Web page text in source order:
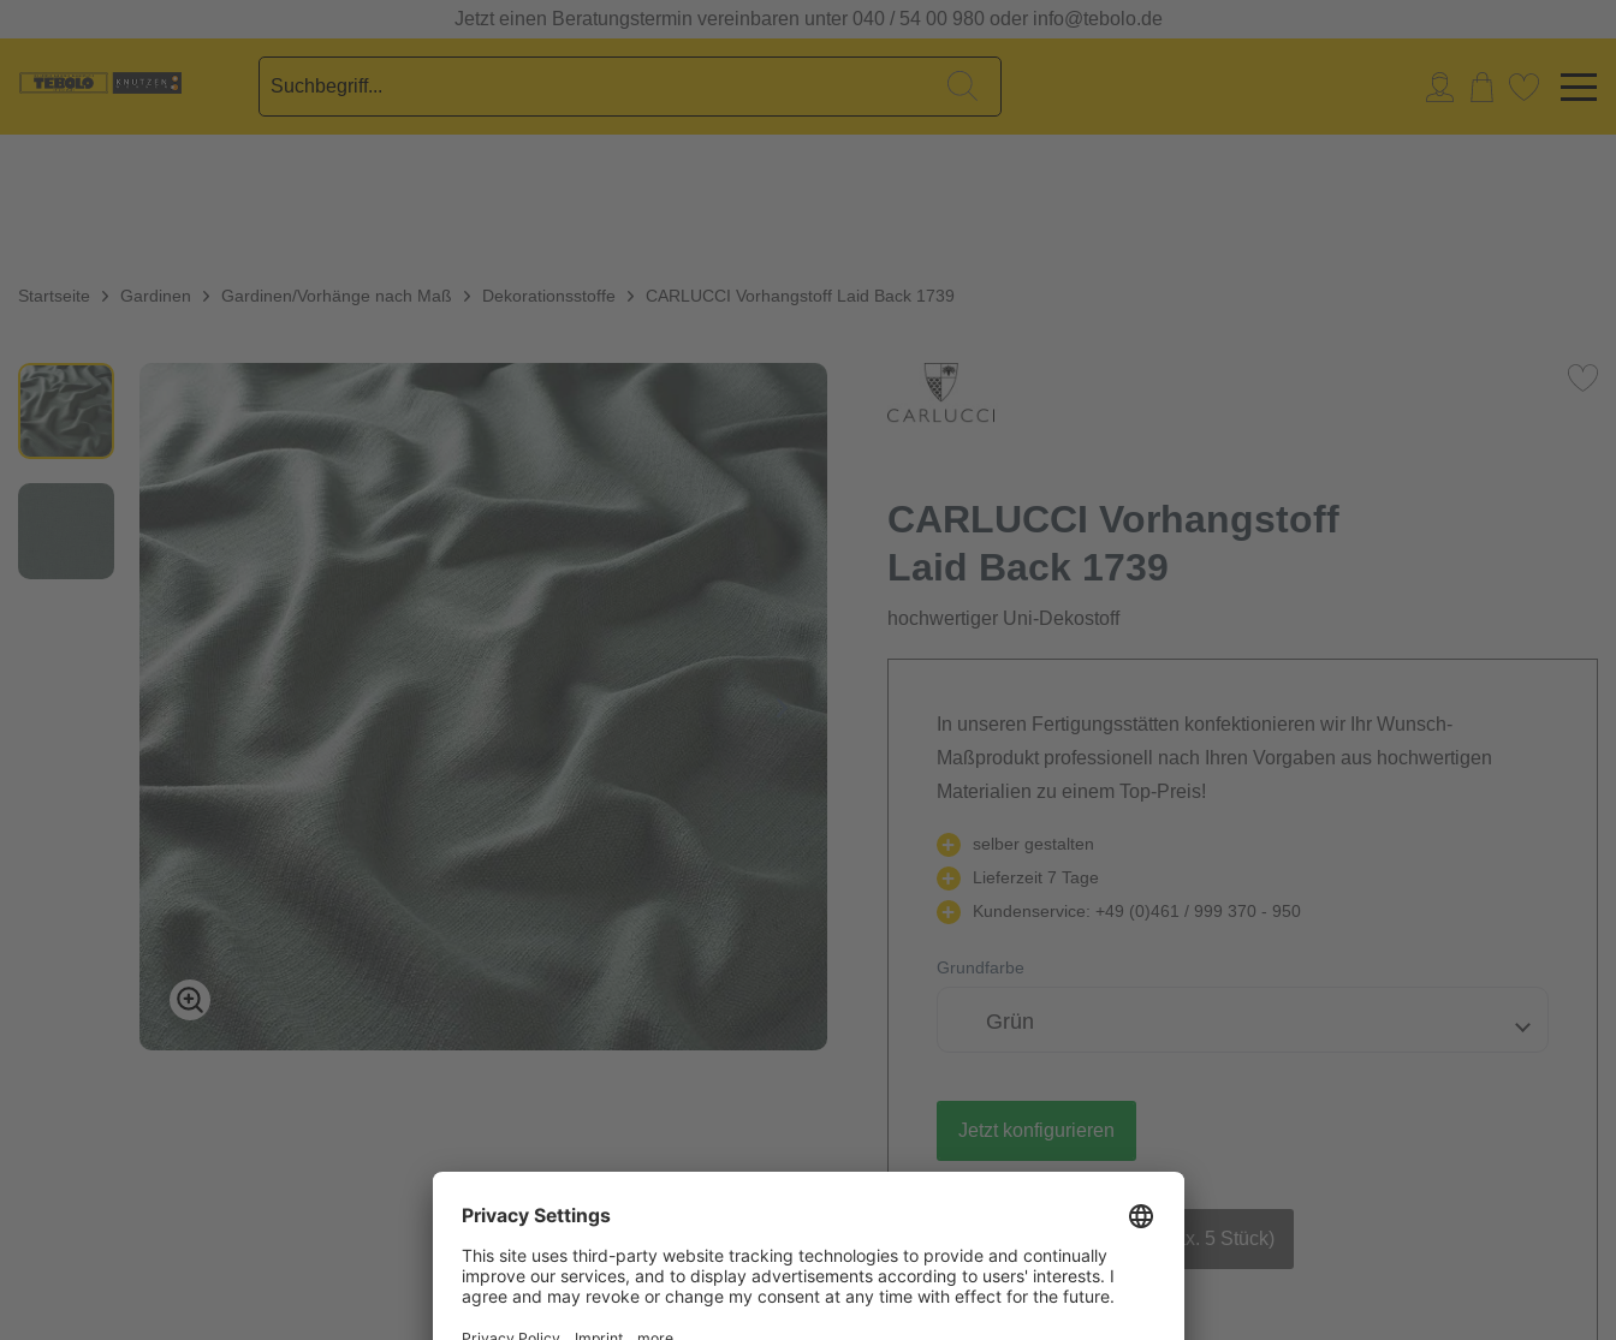
Jetzt einen Beratungstermin vereinbaren unter 040 / 54 00 980 oder info@tebolo.de
Startseite Gardinen Gardinen/Vorhänge nach Maß Dekorationsstoffe CARLUCCI Vorhangstoff Laid Back 1739
CARLUCCI Vorhangstoff
Laid Back 1739
hochwertiger Uni-Dekostoff
In unseren Fertigungsstätten konfektionieren wir Ihr Wunsch-
Maßprodukt professionell nach Ihren Vorgaben aus hochwertigen
Materialien zu einem Top-Preis!
selber gestalten
Lieferzeit 7 Tage
Kundenservice: +49 (0)461 / 999 370 - 950
Grundfarbe
Grün
Jetzt konfigurieren
gratis Muster bestellen (max. 5 Stück)